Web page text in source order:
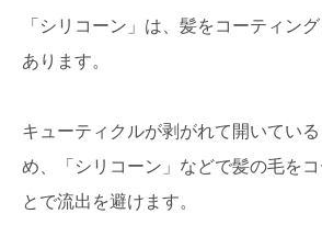
「シリコーン」は、髪をコーティン
あります。
キューティクルが剥がれて開いてい
め、「シリコーン」などで髪の毛を
とで流出を避けます。